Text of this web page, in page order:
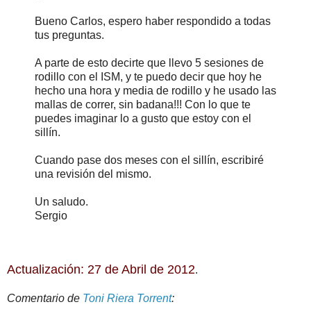
Bueno Carlos, espero haber respondido a todas
tus preguntas.
A parte de esto decirte que llevo 5 sesiones de
rodillo con el ISM, y te puedo decir que hoy he
hecho una hora y media de rodillo y he usado las
mallas de correr, sin badana!!! Con lo que te
puedes imaginar lo a gusto que estoy con el
sillín.
Cuando pase dos meses con el sillín, escribiré
una revisión del mismo.
Un saludo.
Sergio
Actualización: 27 de Abril de 2012.
Comentario de Toni Riera Torrent: